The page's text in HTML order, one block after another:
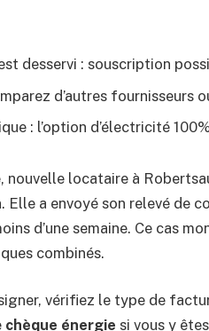
desservi : souscription
d’autres fournisseurs
: l’option d’électricité
nouvelle locataire à
Elle a envoyé son relevé de
d’une semaine. Ce cas
combinés.
vérifiez le type de
chèque énergie si vous y